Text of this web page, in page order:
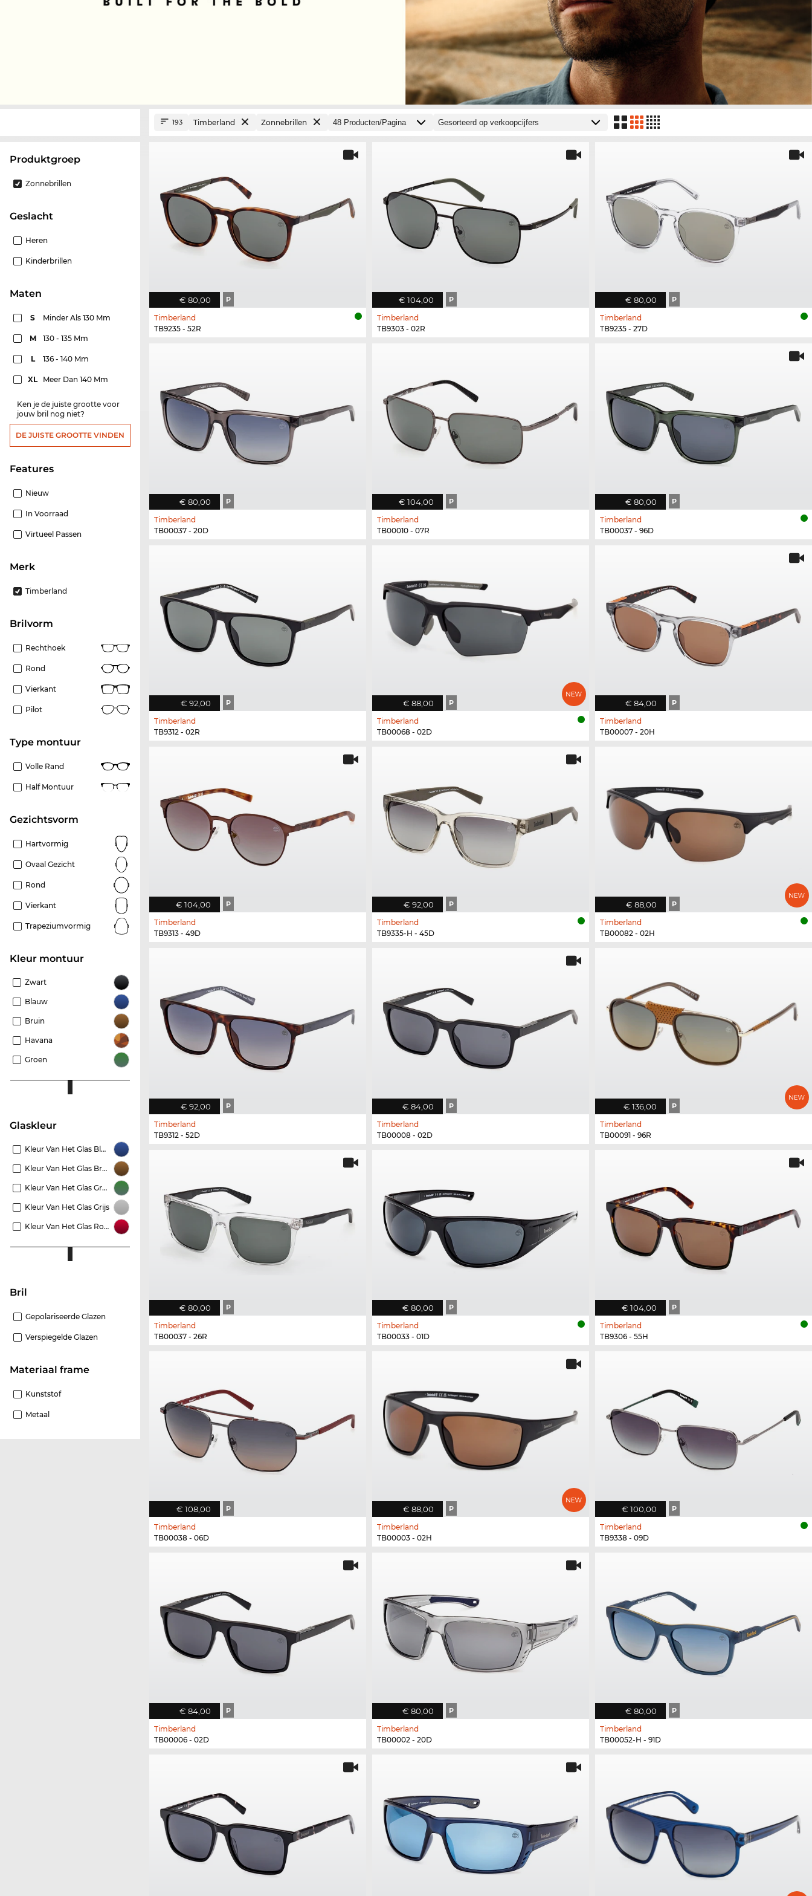
Produktgroep
Zonnebrillen
Geslacht
Heren
Kinderbrillen
Maten
S Minder Als 130 Mm
M 130 - 135 Mm
L 136 - 140 Mm
XL Meer Dan 140 Mm
Ken je de juiste grootte voor
jouw bril nog niet?
DE JUISTE GROOTTE VINDEN
features
Nieuw
In Voorraad
Virtueel Passen
Merk
Timberland
Brilvorm
Rechthoek
Rond
Vierkant
Pilot
Type montuur
Volle Rand
Half Montuur
Gezichtsvorm
Hartvormig
Ovaal Gezicht
Rond
Vierkant
Trapeziumvormig
Kleur montuur
Zwart
Blauw
Bruin
Havana
Groen
Glaskleur
Kleur Van Het Glas Blauw
Kleur Van Het Glas Bruin
Kleur Van Het Glas Groen
Kleur Van Het Glas Grijs
Kleur Van Het Glas Rood
Bril
Gepolariseerde Glazen
Verspiegelde Glazen
Materiaal frame
Kunststof
Metaal
193 Timberland Zonnebrillen
€ 80,00 P
Timberland
TB9235 - 52R
€ 104,00 P
Timberland
TB9303 - 02R
€ 80,00 P
Timberland
TB9235 - 27D
€ 80,00 P
Timberland
TB00037 - 20D
€ 104,00 P
Timberland
TB00010 - 07R
€ 80,00 P
Timberland
TB00037 - 96D
€ 92,00 P
Timberland
TB9312 - 02R
€ 88,00 P
Timberland
TB00068 - 02D
€ 84,00 P
Timberland
TB00007 - 20H
€ 104,00 P
Timberland
TB9313 - 49D
€ 92,00 P
Timberland
TB9335-H - 45D
€ 88,00 P
Timberland
TB00082 - 02H
€ 92,00 P
Timberland
TB9312 - 52D
€ 84,00 P
Timberland
TB00008 - 02D
€ 136,00 P
Timberland
TB00091 - 96R
€ 80,00 P
Timberland
TB00037 - 26R
€ 80,00 P
Timberland
TB00033 - 01D
€ 104,00 P
Timberland
TB9306 - 55H
€ 108,00 P
Timberland
TB00038 - 06D
€ 88,00 P
Timberland
TB00003 - 02H
€ 100,00 P
Timberland
TB9338 - 09D
€ 84,00 P
Timberland
TB00006 - 02D
€ 80,00 P
Timberland
TB00002 - 20D
€ 80,00 P
Timberland
TB00052-H - 91D